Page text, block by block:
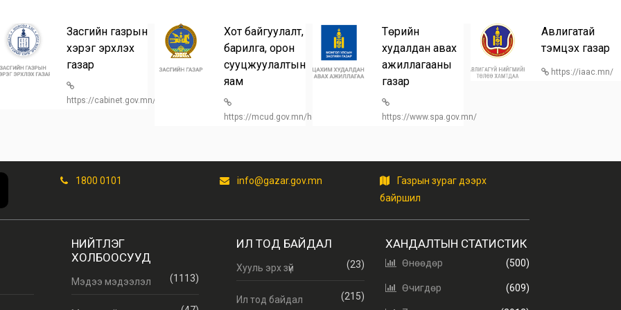
Засгийн газрын
хэрэг эрхлэх
газар
https://cabinet.gov.mn/
Хот байгуулалт,
барилга, орон
сууцжуулалтын
яам
https://mcud.gov.mn/home
Төрийн
худалдан авах
ажиллагааны
газар
https://www.spa.gov.mn/
Авлигатай
тэмцэх газар
https://iaac.mn/
1800 0101 info@gazar.gov.mn
Газрын зураг дээрх
байршил
НИЙТЛЭГ
ХОЛБООСУУД
Мэдээ мэдээлэл (1113)
ИЛ ТОД БАЙДАЛ
Хууль эрх зүй (23)
Ил тод байдал (215)
ХАНДАЛТЫН СТАТИСТИК
Өнөөдөр (500)
Өчигдөр (609)